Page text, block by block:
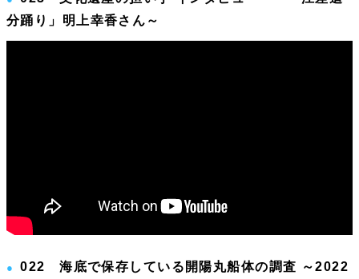
分踊り」明上幸香さん～
022 海底で保存している開陽丸船体の調査 ～2022